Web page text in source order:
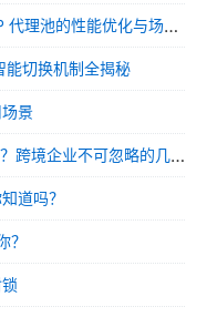
动态代理IP与静态代理IP的博弈：国外 IP 代理池的性能优化与场景应用
切换机制全揭秘
景
选固定IP（静态代理IP）还是动态代理IP？跨境企业不可忽略的几点
道吗？
？